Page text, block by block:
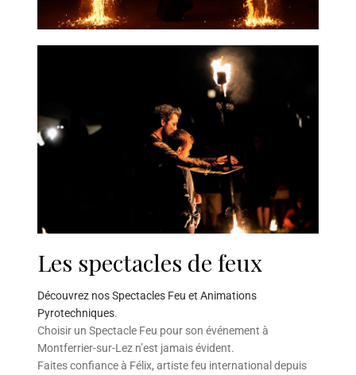
Les spectacles de feux
Découvrez nos Spectacles Feu et Animations
Pyrotechniques.
Choisir un Spectacle Feu pour son événement à
Montferrier-sur-Lez n’est jamais évident.
Faites confiance à Félix, artiste feu international depuis